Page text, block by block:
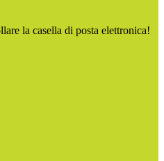
la casella di posta elettronica!